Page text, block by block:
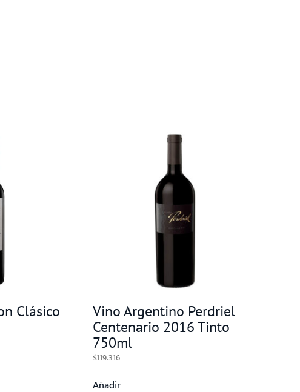
Clásico
Vino Argentino Perdriel
Centenario 2016 Tinto
750ml
$119.316
Añadir